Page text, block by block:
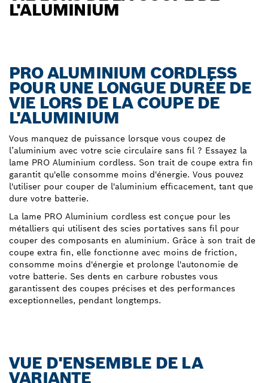
L'ALUMINIUM
PRO ALUMINIUM CORDLESS
POUR UNE LONGUE DURÉE DE
VIE LORS DE LA COUPE DE
L'ALUMINIUM
Vous manquez de puissance lorsque vous coupez de
l’aluminium avec votre scie circulaire sans fil ? Essayez la
lame PRO Aluminium cordless. Son trait de coupe extra fin
garantit qu'elle consomme moins d'énergie. Vous pouvez
l'utiliser pour couper de l'aluminium efficacement, tant que
dure votre batterie.
La lame PRO Aluminium cordless est conçue pour les
métalliers qui utilisent des scies portatives sans fil pour
couper des composants en aluminium. Grâce à son trait de
coupe extra fin, elle fonctionne avec moins de friction,
consomme moins d'énergie et prolonge l'autonomie de
votre batterie. Ses dents en carbure robustes vous
garantissent des coupes précises et des performances
exceptionnelles, pendant longtemps.
VUE D'ENSEMBLE DE LA
VARIANTE